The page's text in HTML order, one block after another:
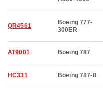
QR4561
Boeing 777-
300ER
AT9001 Boeing 787
HC331 Boeing 787-8